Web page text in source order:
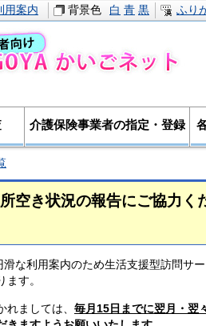
用案内 背景色 白 青 黒 ふり
介護保険事業者の指定・登録
空き状況の報告にご協力く
な利用案内のため生活支援型訪問サ
ます。
れましては、 毎月15日までに翌月・翌